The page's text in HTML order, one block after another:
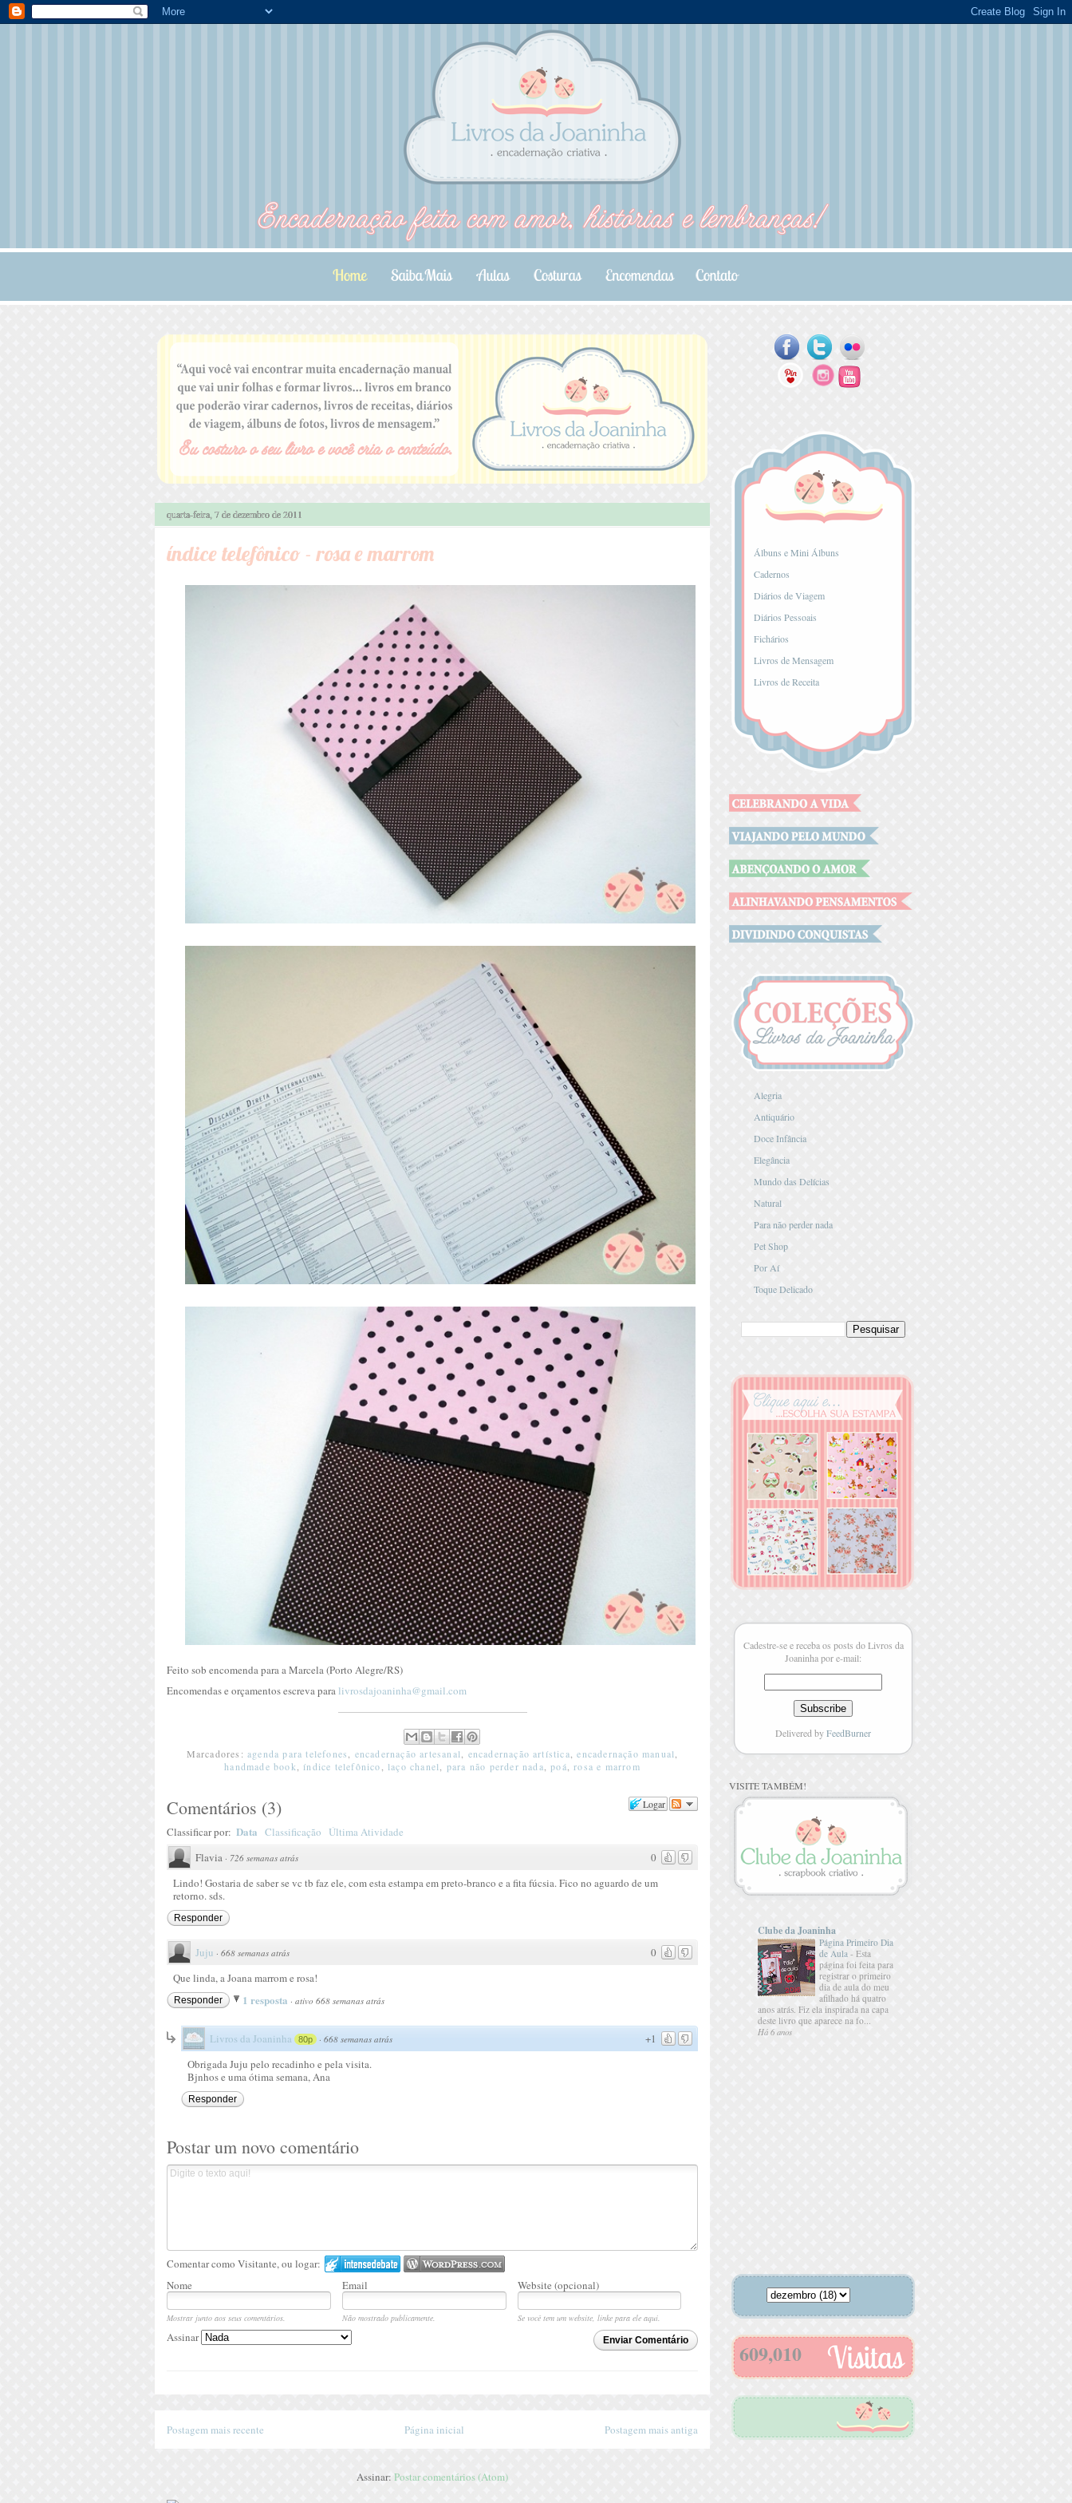
quarta-feira, 7 de dezembro de 2011
índice telefônico - rosa e marrom
Feito sob encomenda para a Marcela (Porto Alegre/RS)
Encomendas e orçamentos escreva para livrosdajoaninha@gmail.com
Marcadores:agenda para telefones encadernação artesanal encadernação artística ,encadernação manual
handmade book
índice telefônico laço chanel para não perder nada ,poá ,rosa e marrom
Logar
Comentários (3)
Classificar por: Data Classificação
Última Atividade
0
Flavia · 726 semanas atrás
Lindo! Gostaria de saber se vc tb faz ele, com esta estampa em preto-branco e a fita fúcsia. Fico no aguardo de um
retorno. sds.
Responder
0
Juju · 668 semanas atrás
Que linda, a Joana marrom e rosa!
Responder 1 resposta · ativo 668 semanas atrás
+1
Livros da Joaninha 80p · 668 semanas atrás
Obrigada Juju pelo recadinho e pela visita.
Bjnhos e uma ótima semana, Ana
Responder
Postar um novo comentário
Comentar como Visitante, ou logar:
Nome
Email Website (opcional)
Mostrar junto aos seus comentários. Não mostrado publicamente.
Se você tem um website, linke para ele aqui.
Enviar Comentário
Assinar
Postagem mais recente Postagem mais antiga
Página inicial
Assinar: Postar comentários (Atom)
Álbuns e Mini Álbuns
Cadernos
Diários de Viagem
Diários Pessoais
Fichários
Livros de Mensagem
Livros de Receita
Alegria
Antiquário
Doce Infância
Elegância
Mundo das Delícias
Natural
Para não perder nada
Pet Shop
Por Aí
Toque Delicado
Cadestre-se e receba os posts do Livros da
Joaninha por e-mail:
Delivered byFeedBurner
VISITE TAMBÉM!
Clube da Joaninha
Página Primeiro Dia
de Aula - Esta
página foi feita para
registrar o primeiro
dia de aula do meu
afilhado há quatro
anos atrás. Fiz ela inspirada na capa
deste livro que aparece na fo...
Há 6 anos
609,010